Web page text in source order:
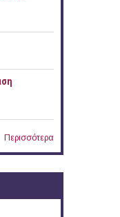
Περισσότερα